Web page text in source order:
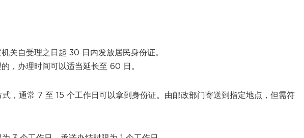
机关自受理之日起 30 日内发放居民身份证。
的，办理时间可以适当延长至 60 日。
式，通常 7 至 15 个工作日可以拿到身份证。由邮政部门寄送到指定地点，但需符